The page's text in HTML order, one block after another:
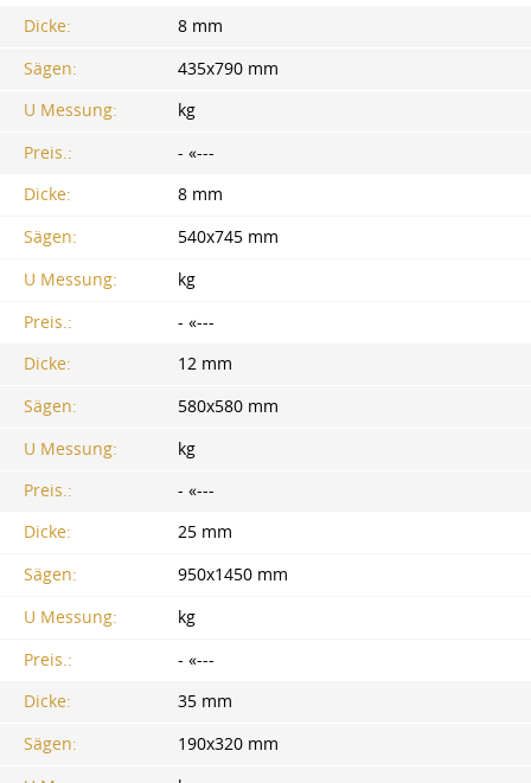
Dicke:
8 mm
Sägen:
435x790 mm
U Messung:
kg
Preis.:
- «---
Dicke:
8 mm
Sägen:
540x745 mm
U Messung:
kg
Preis.:
- «---
Dicke:
12 mm
Sägen:
580x580 mm
U Messung:
kg
Preis.:
- «---
Dicke:
25 mm
Sägen:
950x1450 mm
U Messung:
kg
Preis.:
- «---
Dicke:
35 mm
Sägen:
190x320 mm